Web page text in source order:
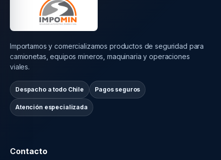
Importamos y comercializamos productos de seguridad para
camionetas, equipos mineros, maquinaria y operaciones
viales.
Despacho a todo Chile Pagos seguros
Atención especializada
Contacto